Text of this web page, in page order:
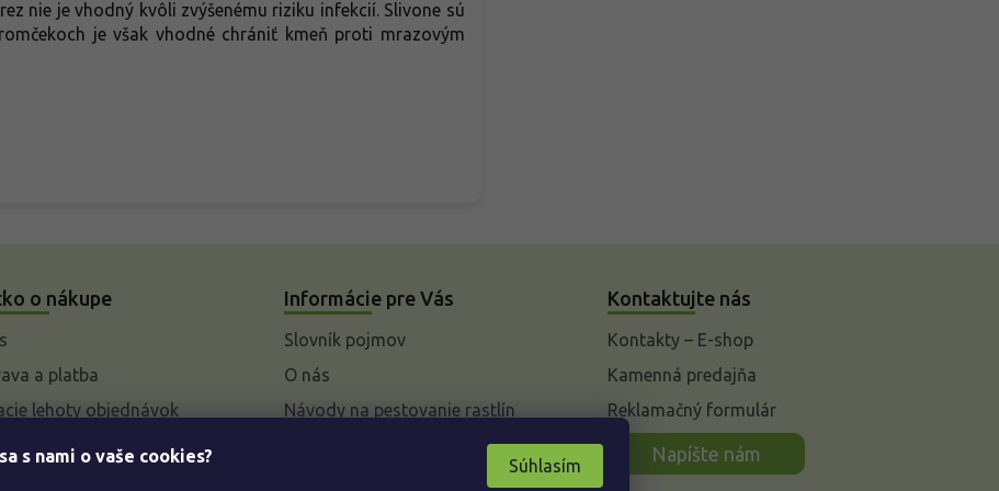
s nami o vaše cookies? Súhlasím
nie je vhodný kvôli zvýšenému riziku infekcií. Slivone sú
je však vhodné chrániť kmeň proti mrazovým
o nákupe
a platba
lehoty objednávok
k parametrom a
rastlín
Informácie pre Vás
Slovník pojmov
O nás
Návody na pestovanie rastlín
Kontaktujte nás
Kontakty – E-shop
Kamenná predajňa
Reklamačný formulár
Napíšte nám